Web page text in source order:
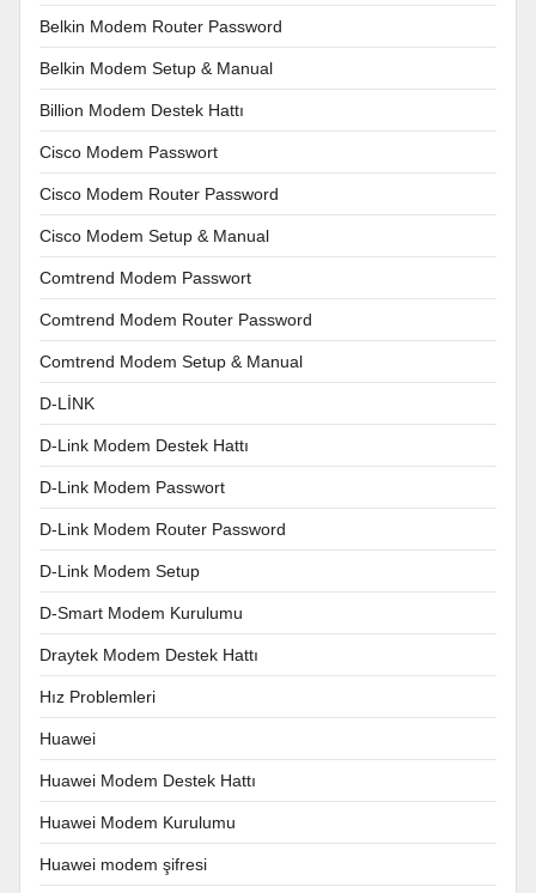
Belkin Modem Router Password
Belkin Modem Setup & Manual
Billion Modem Destek Hattı
Cisco Modem Passwort
Cisco Modem Router Password
Cisco Modem Setup & Manual
Comtrend Modem Passwort
Comtrend Modem Router Password
Comtrend Modem Setup & Manual
D-LİNK
D-Link Modem Destek Hattı
D-Link Modem Passwort
D-Link Modem Router Password
D-Link Modem Setup
D-Smart Modem Kurulumu
Draytek Modem Destek Hattı
Hız Problemleri
Huawei
Huawei Modem Destek Hattı
Huawei Modem Kurulumu
Huawei modem şifresi